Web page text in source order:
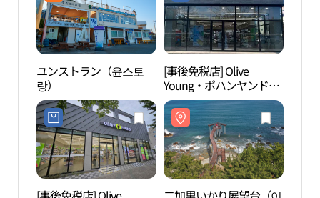
ユンストラン（윤스토
랑）
[事後免税店] Olive
Young・ポハンヤンドク
（浦項良徳）店(올리브
영 포항양덕점)